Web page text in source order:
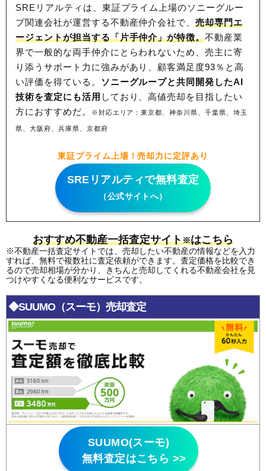
SREリアルティは、東証プライム上場のソニーグルー
プ関連会社が運営する不動産仲介会社で、売却専門エ
ージェントが担当する「片手仲介」が特徴。不動産業
界で一般的な両手仲介にとらわれないため、売主に寄
り添うサポート力に強みがあり、顧客満足度93％と高
い評価を得ている。 ソニーグループと共同開発したAI
技術を査定にも活用 しており、高値売却を目指したい
方におすすめだ。
※対応エリア：東京都、神奈川県、千葉県、埼玉
県、大阪府、兵庫県、京都府
東証プライム上場！売却力に定評あり
SREリアルティで無料査定
（公式サイトへ）
おすすめ不動産一括査定サイト※はこちら
※不動産一括査定サイトでは、売却したい不動産の情報などを入力
すれば、無料で複数社に査定依頼ができます。査定価格を比較でき
るので売却相場が分かり、きちんと売却してくれる不動産会社を見
つけやすくなる便利なサービスです。
◆SUUMO（スーモ）売却査定
SUUMO(スーモ)
無料査定はこちら >>